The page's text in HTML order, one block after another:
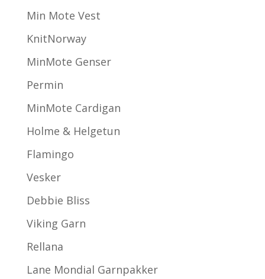
Min Mote Vest
KnitNorway
MinMote Genser
Permin
MinMote Cardigan
Holme & Helgetun
Flamingo
Vesker
Debbie Bliss
Viking Garn
Rellana
Lane Mondial Garnpakker